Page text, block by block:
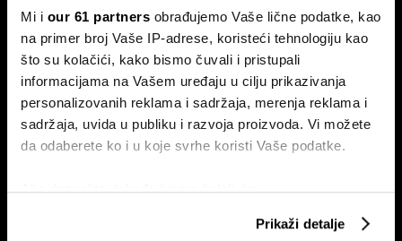
Mi i our 61 partners obrađujemo Vaše lične podatke, kao
na primer broj Vaše IP-adrese, koristeći tehnologiju kao
što su kolačići, kako bismo čuvali i pristupali
informacijama na Vašem uređaju u cilju prikazivanja
personalizovanih reklama i sadržaja, merenja reklama i
sadržaja, uvida u publiku i razvoja proizvoda. Vi možete
da odaberete ko i u koje svrhe koristi Vaše podatke.
Ako dozvolite, takođe bismo želeli da:
Prikaži detalje
proizvodi od nafte, posledice krize mogle bi da stignu i do
naših ormara – od brze mode sa platformi Shein i Temu, do
luksuznih modnih brendova.